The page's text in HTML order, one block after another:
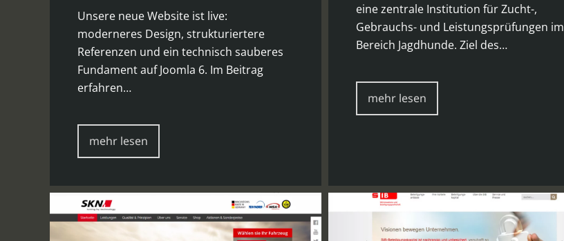
Unsere neue Website ist live:
moderneres Design, strukturiertere
Referenzen und ein technisch sauberes
Fundament auf Joomla 6. Im Beitrag
erfahren…
mehr lesen
eine zentrale Institution für Zucht-,
Gebrauchs- und Leistungsprüfungen im
Bereich Jagdhunde. Ziel des…
mehr lesen